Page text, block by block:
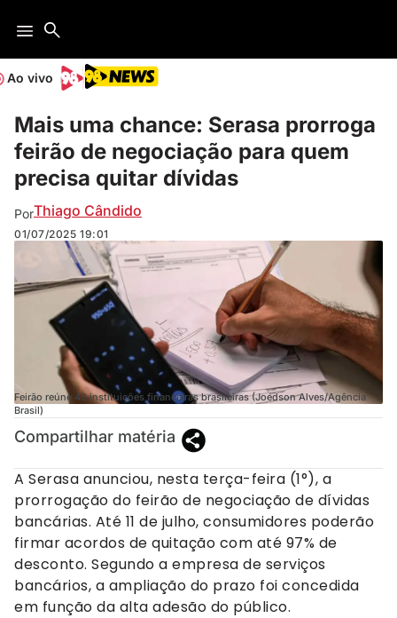
Ao vivo
Mais uma chance: Serasa prorroga
feirão de negociação para quem
precisa quitar dívidas
PorThiago Cândido
01/07/2025 19:01
Feirão reúne 40 instituições financeiras brasileiras (Joédson Alves/Agência
Brasil)
Compartilhar matéria
A Serasa anunciou, nesta terça-feira (1°), a
prorrogação do feirão de negociação de dívidas
bancárias. Até 11 de julho, consumidores poderão
firmar acordos de quitação com até 97% de
desconto. Segundo a empresa de serviços
bancários, a ampliação do prazo foi concedida
em função da alta adesão do público.